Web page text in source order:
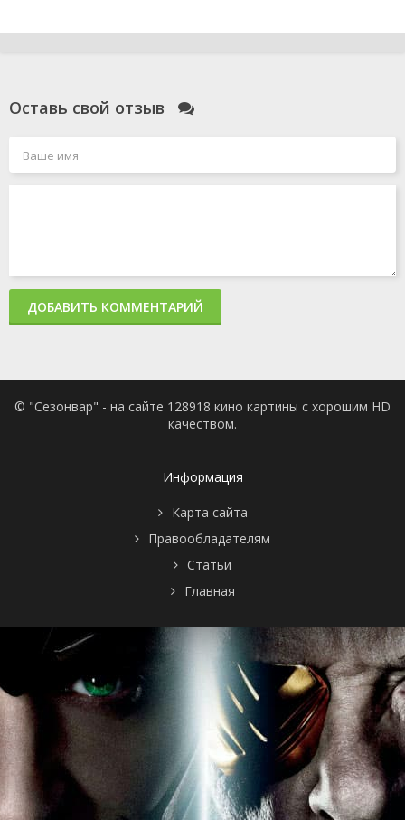
Оставь свой отзыв
ДОБАВИТЬ КОММЕНТАРИЙ
© "Сезонвар" - на сайте 128918 кино картины с хорошим HD
качеством.
Информация
Карта сайта
Правообладателям
Статьи
Главная